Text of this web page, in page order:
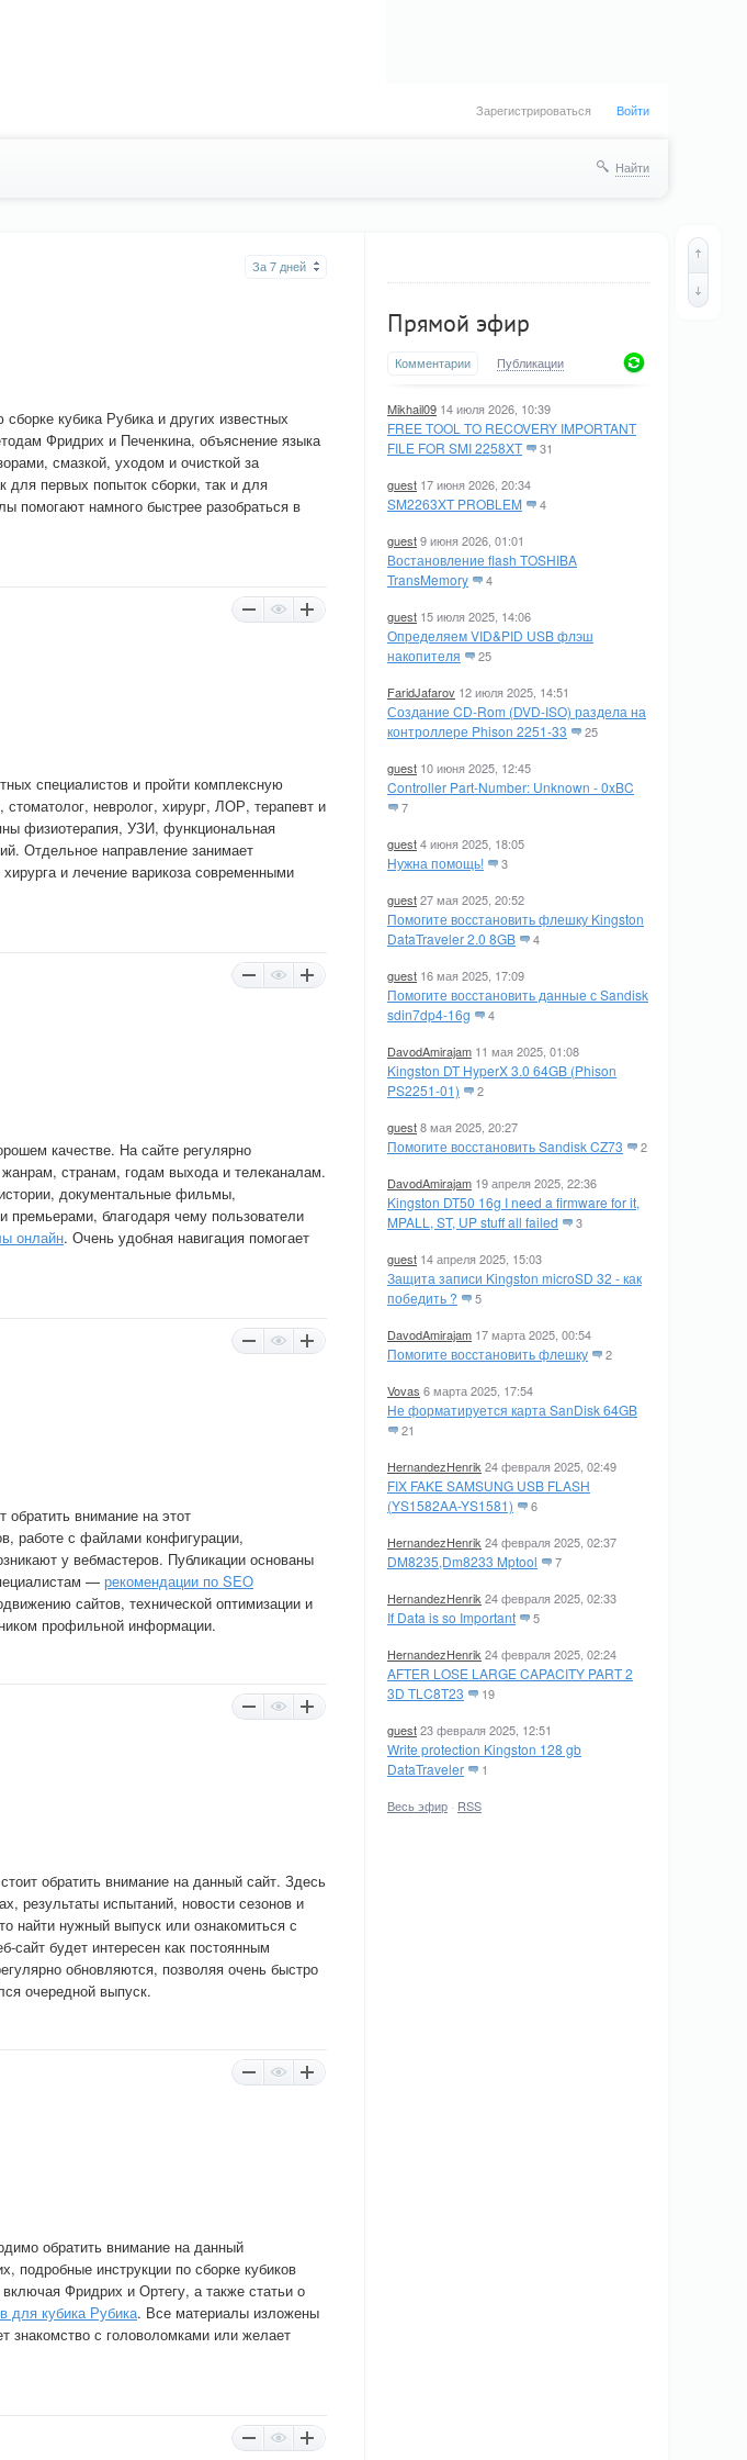
Зарегистрироваться Войти
Найти
Прямой эфир
Комментарии Публикации
Mikhail09 14 июля 2026, 10:39
FREE TOOL TO RECOVERY IMPORTANT
FILE FOR SMI 2258XT
31
guest 17 июня 2026, 20:34
SM2263XT PROBLEM 4
guest9 июня 2026, 01:01
Востановление flash TOSHIBA
TransMemory
4
guest 15 июля 2025, 14:06
Определяем VID&PID USB флэш
накопителя
25
FaridJafarov 12 июля 2025, 14:51
Создание CD-Rom (DVD-ISO) раздела на
контроллере Phison 2251-33
25
guest 10 июня 2025, 12:45
Controller Part-Number: Unknown - 0xBC
7
guest4 июня 2025, 18:05
Нужна помощь! 3
guest27 мая 2025, 20:52
Помогите восстановить флешку Kingston
DataTraveler 2.0 8GB
4
guest 16 мая 2025, 17:09
Помогите восстановить данные с Sandisk
sdin7dp4-16g
4
DavodAmirajam 11 мая 2025, 01:08
Kingston DT HyperX 3.0 64GB (Phison
PS2251-01)
2
guest8 мая 2025, 20:27
Помогите восстановить Sandisk CZ73 2
DavodAmirajam 19 апреля 2025, 22:36
Kingston DT50 16g I need a firmware for it,
MPALL, ST, UP stuff all failed
3
guest 14 апреля 2025, 15:03
Защита записи Kingston microSD 32 - как
победить ?
5
DavodAmirajam 17 марта 2025, 00:54
Помогите восстановить флешку 2
Vovas 6 марта 2025, 17:54
Не форматируется карта SanDisk 64GB
21
HernandezHenrik 24 февраля 2025, 02:49
FIX FAKE SAMSUNG USB FLASH
(YS1582AA-YS1581)
6
HernandezHenrik 24 февраля 2025, 02:37
DM8235,Dm8233 Mptool 7
HernandezHenrik 24 февраля 2025, 02:33
If Data is so Important 5
HernandezHenrik 24 февраля 2025, 02:24
AFTER LOSE LARGE CAPACITY PART 2
3D TLC8T23
19
guest23 февраля 2025, 12:51
Write protection Kingston 128 gb
DataTraveler
1
Весь эфир · RSS
За 7 дней
кубика Рубика и других известных
Фридрих и Печенкина, объяснение языка
смазкой, уходом и очисткой за
для первых попыток сборки, так и для
помогают намного быстрее разобраться в
специалистов и пройти комплексную
невролог, хирург, ЛОР, терапевт и
физиотерапия, УЗИ, функциональная
Отдельное направление занимает
и лечение варикоза современными
качестве. На сайте регулярно
странам, годам выхода и телеканалам.
документальные фильмы,
премьерами, благодаря чему пользователи
онлайн. Очень удобная навигация помогает
обратить внимание на этот
работе с файлами конфигурации,
у вебмастеров. Публикации основаны
— рекомендации по SEO
сайтов, технической оптимизации и
профильной информации.
обратить внимание на данный сайт. Здесь
результаты испытаний, новости сезонов и
найти нужный выпуск или ознакомиться с
сайт будет интересен как постоянным
обновляются, позволяя очень быстро
очередной выпуск.
обратить внимание на данный
инструкции по сборке кубиков
Фридрих и Ортегу, а также статьи о
для кубика Рубика. Все материалы изложены
знакомство с головоломками или желает